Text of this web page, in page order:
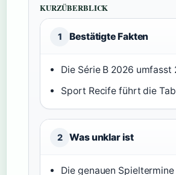
KURZÜBERBLICK
1 Bestätigte Fakten
Die Série B 2026
Sport Recife führt die
2 Was unklar ist
Die genauen